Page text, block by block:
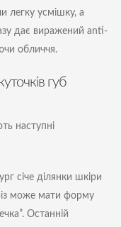
легку усмішку, а
дає виражений anti-
обличчя.
губ
наступні
січе ділянки шкіри
може мати форму
Останній